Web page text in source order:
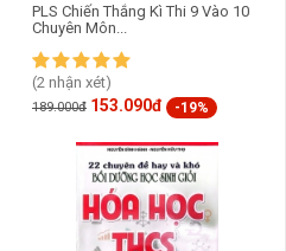
PLS Chiến Thắng Kì Thi 9 Vào 10
Chuyên Môn...
(2 nhận xét)
189.000đ 153.090đ -19%